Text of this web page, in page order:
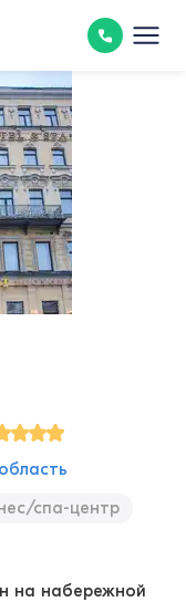
спа-центр
на набережной